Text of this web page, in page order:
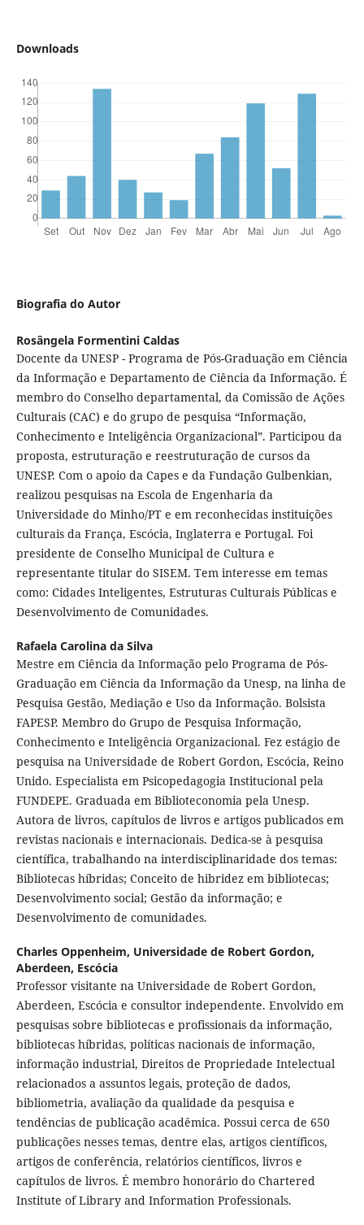
Downloads
Biografia do Autor
Rosângela Formentini Caldas
Docente da UNESP - Programa de Pós-Graduação em Ciência
da Informação e Departamento de Ciência da Informação. É
membro do Conselho departamental, da Comissão de Ações
Culturais (CAC) e do grupo de pesquisa “Informação,
Conhecimento e Inteligência Organizacional”. Participou da
proposta, estruturação e reestruturação de cursos da
UNESP. Com o apoio da Capes e da Fundação Gulbenkian,
realizou pesquisas na Escola de Engenharia da
Universidade do Minho/PT e em reconhecidas instituições
culturais da França, Escócia, Inglaterra e Portugal. Foi
presidente de Conselho Municipal de Cultura e
representante titular do SISEM. Tem interesse em temas
como: Cidades Inteligentes, Estruturas Culturais Públicas e
Desenvolvimento de Comunidades.
Rafaela Carolina da Silva
Mestre em Ciência da Informação pelo Programa de Pós-
Graduação em Ciência da Informação da Unesp, na linha de
Pesquisa Gestão, Mediação e Uso da Informação. Bolsista
FAPESP. Membro do Grupo de Pesquisa Informação,
Conhecimento e Inteligência Organizacional. Fez estágio de
pesquisa na Universidade de Robert Gordon, Escócia, Reino
Unido. Especialista em Psicopedagogia Institucional pela
FUNDEPE. Graduada em Biblioteconomia pela Unesp.
Autora de livros, capítulos de livros e artigos publicados em
revistas nacionais e internacionais. Dedica-se à pesquisa
científica, trabalhando na interdisciplinaridade dos temas:
Bibliotecas híbridas; Conceito de hibridez em bibliotecas;
Desenvolvimento social; Gestão da informação; e
Desenvolvimento de comunidades.
Charles Oppenheim, Universidade de Robert Gordon,
Aberdeen, Escócia
Professor visitante na Universidade de Robert Gordon,
Aberdeen, Escócia e consultor independente. Envolvido em
pesquisas sobre bibliotecas e profissionais da informação,
bibliotecas híbridas, políticas nacionais de informação,
informação industrial, Direitos de Propriedade Intelectual
relacionados a assuntos legais, proteção de dados,
bibliometria, avaliação da qualidade da pesquisa e
tendências de publicação acadêmica. Possui cerca de 650
publicações nesses temas, dentre elas, artigos científicos,
artigos de conferência, relatórios científicos, livros e
capítulos de livros. É membro honorário do Chartered
Institute of Library and Information Professionals.